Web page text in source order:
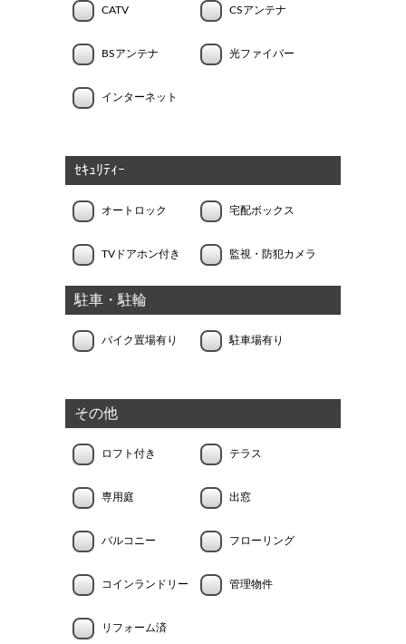
CATV CSアンテナ
BSアンテナ 光ファイバー
インターネット
ｾｷｭﾘﾃｨｰ
オートロック 宅配ボックス
TVドアホン付き 監視・防犯カメラ
駐車・駐輪
バイク置場有り 駐車場有り
その他
ロフト付き テラス
専用庭 出窓
バルコニー フローリング
コインランドリー 管理物件
リフォーム済